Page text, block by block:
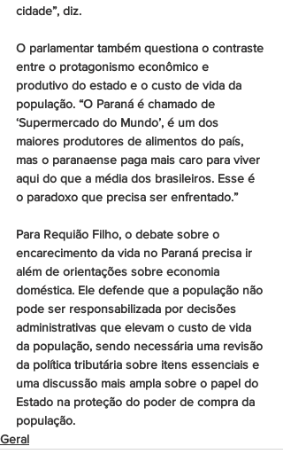
cidade”, diz.
O parlamentar também questiona o contraste
entre o protagonismo econômico e
produtivo do estado e o custo de vida da
população. “O Paraná é chamado de
‘Supermercado do Mundo’, é um dos
maiores produtores de alimentos do país,
mas o paranaense paga mais caro para viver
aqui do que a média dos brasileiros. Esse é
o paradoxo que precisa ser enfrentado.”
Para Requião Filho, o debate sobre o
encarecimento da vida no Paraná precisa ir
além de orientações sobre economia
doméstica. Ele defende que a população não
pode ser responsabilizada por decisões
administrativas que elevam o custo de vida
da população, sendo necessária uma revisão
da política tributária sobre itens essenciais e
uma discussão mais ampla sobre o papel do
Estado na proteção do poder de compra da
população.
Geral